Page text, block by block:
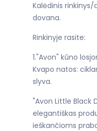
Kalėdinis rinkinys/
dovana.
Rinkinyje rasite:
1."Avon" kūno
Kvapo natos:
slyva.
"Avon Little Black
elegantiškas
ieškančioms